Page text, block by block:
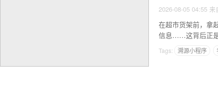
2026-08-05 04:55 来
在超市货架前，拿
信息……这背后正是
Tags: 溯源小程序